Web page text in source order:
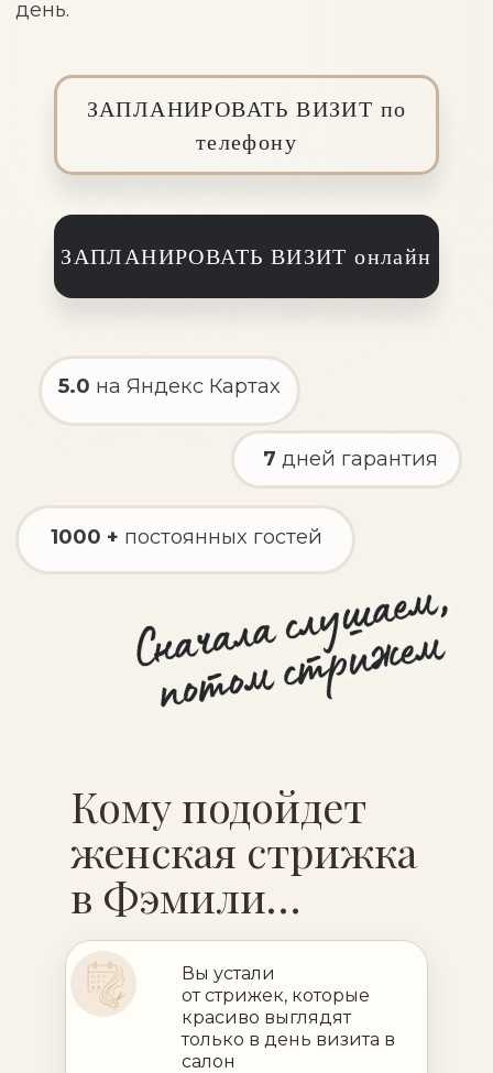
Кому подойдет
женская стрижка
в Фэмили…
Вы устали
от стрижек, которые
красиво выглядят
только в день визита в
салон